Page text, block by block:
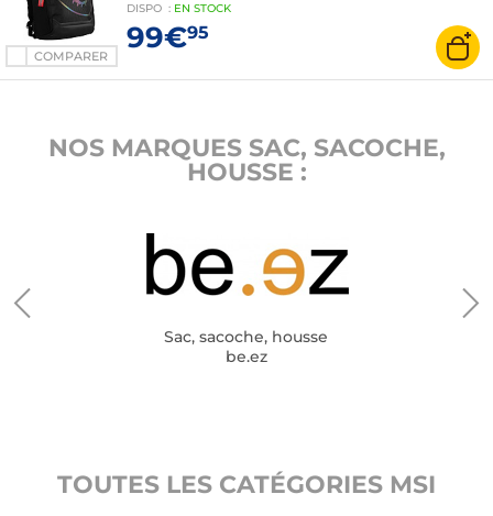
COMPARER
DISPO : EN STOCK
99€95
NOS MARQUES SAC, SACOCHE,
HOUSSE :
Sac, sacoche, housse
be.ez
TOUTES LES CATÉGORIES MSI